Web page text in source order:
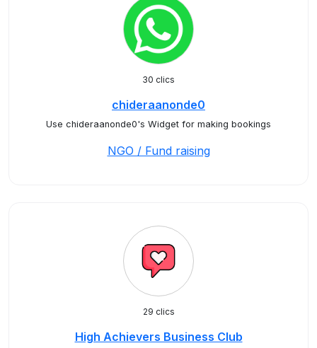
30 clics
chideraanonde0
Use chideraanonde0's Widget for making bookings
NGO / Fund raising
29 clics
High Achievers Business Club